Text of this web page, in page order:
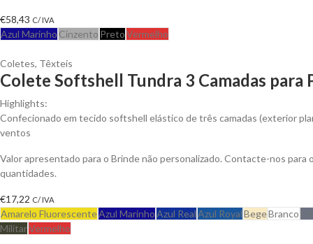
€58,43 C/ IVA
Azul Marinho Cinzento PretoVermelho
Coletes, Têxteis
Colete Softshell Tundra 3 Camadas para
Highlights:
Confecionado em tecido softshell elástico de três camadas (exterior
ventos
Valor apresentado para o Brinde não personalizado. Contacte-nos
quantidades.
€17,22 C/ IVA
Amarelo FluorescenteAzul MarinhoAzul RealAzul RoyalBegeBranco
MilitarVermelho